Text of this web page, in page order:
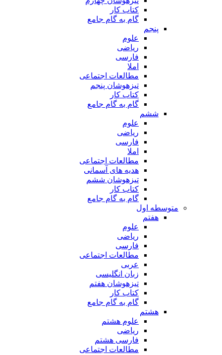
کتاب کار
گام به گام جامع
پنجم
علوم
ریاضی
فارسی
املا
مطالعات اجتماعی
تیزهوشان پنجم
کتاب کار
گام به گام جامع
ششم
علوم
ریاضی
فارسی
املا
مطالعات اجتماعی
هدیه های آسمانی
تیزهوشان ششم
کتاب کار
گام به گام جامع
متوسطه اول
هفتم
علوم
ریاضی
فارسی
مطالعات اجتماعی
عربی
زبان انگلیسی
تیزهوشان هفتم
کتاب کار
گام به گام جامع
هشتم
علوم هشتم
ریاضی
فارسی هشتم
مطالعات اجتماعی